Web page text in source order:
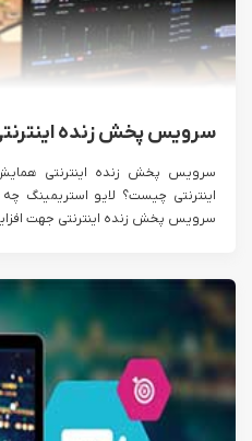
سرویس پخش زنده
سرویس پخش زنده اینترنتی
اینترنتی چیست؟ لایو استریمینگ چه
سرویس پخش زنده اینترنتی جهت